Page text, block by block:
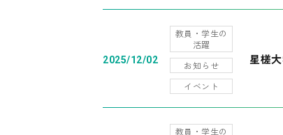
2025/12/02
教員・学生の
活躍
お知らせ
イベント
星槎
教員・学生の